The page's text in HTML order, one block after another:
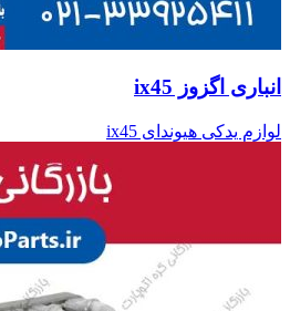
انباری اگزوز ix45
لوازم یدکی هیوندای ix45